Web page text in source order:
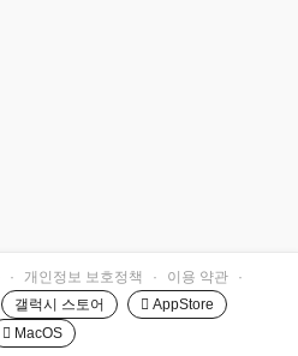
· 개인정보 보호정책 · 이용 약관
·
갤럭시 스토어
 AppStore
 MacOS